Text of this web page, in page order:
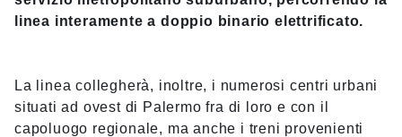
linea interamente a doppio binario elettrificato.
La linea collegherà, inoltre, i numerosi centri urbani
situati ad ovest di Palermo fra di loro e con il
capoluogo regionale, ma anche i treni provenienti